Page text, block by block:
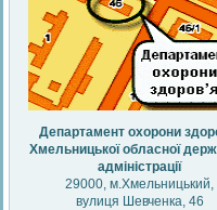
Департамент охорони
Хмельницької обласної
адміністрації
29000, м.Хмельницький,
вулиця Шевченка, 46